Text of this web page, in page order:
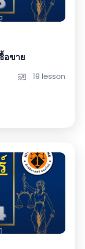
อขาย
19 lesson